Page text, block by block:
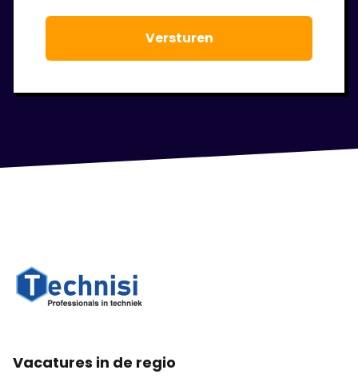
Vacatures in de regio